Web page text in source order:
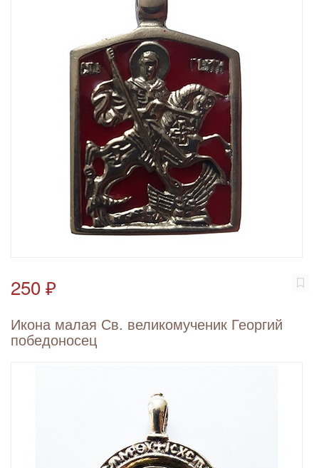
250 ₽
Икона малая Св. великомученик Георгий
победоносец